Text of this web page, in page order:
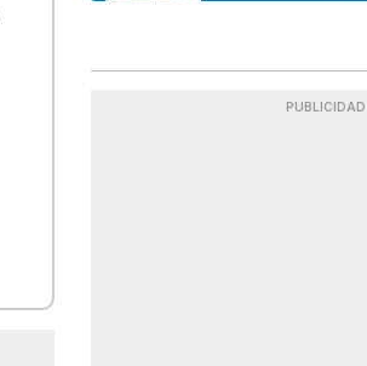
PUBLICIDAD